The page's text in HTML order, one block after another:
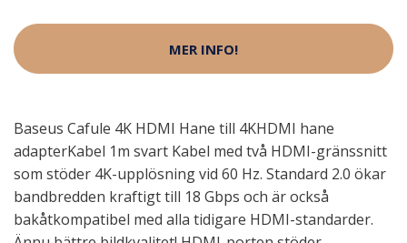
MER INFO!
Baseus Cafule 4K HDMI Hane till 4KHDMI hane
adapterKabel 1m svart Kabel med två HDMI-gränssnitt
som stöder 4K-upplösning vid 60 Hz. Standard 2.0 ökar
bandbredden kraftigt till 18 Gbps och är också
bakåtkompatibel med alla tidigare HDMI-standarder.